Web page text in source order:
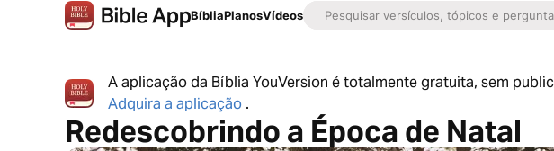
BíbliaPlanosVídeos
A aplicação da Bíblia YouVersion é totalmente gratuita, sem
Adquira a aplicação .
Redescobrindo a Época de Natal